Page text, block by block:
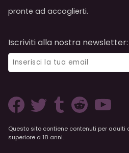
pronte ad accoglierti.
Iscriviti alla nostra newsletter:
Questo sito contiene contenuti per
superiore a 18 anni.